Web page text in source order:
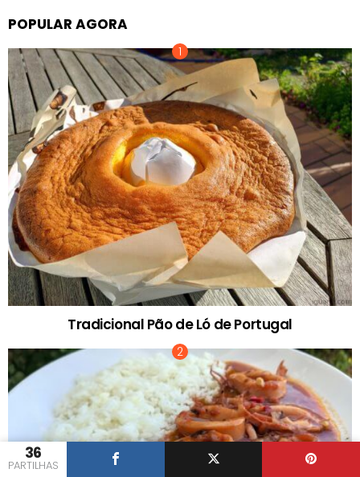
36
PARTILHAS
POPULAR AGORA
Tradicional Pão de Ló de Portugal